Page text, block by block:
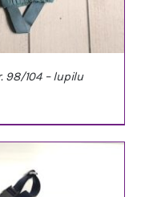
98/104 – lupilu